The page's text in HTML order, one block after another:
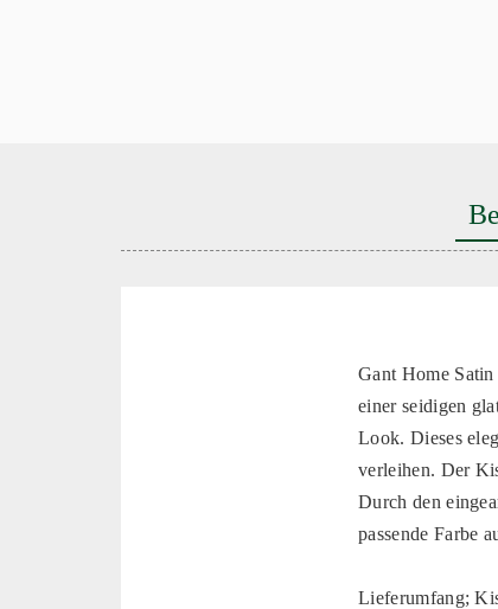
Gant Home
einer seidigen
Look. Dieses
verleihen. Der
Durch den
passende Farbe
Lieferumfang;